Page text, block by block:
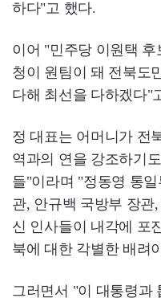
하다"고 했다.
이어 "민주당 이원택 후
청이 원팀이 돼 전북도
다해 최선을 다하겠다"
정 대표는 어머니가 전
역과의 연을 강조하기
들"이라며 "정동영 통
관, 안규백 국방부 장관
신 인사들이 내각에 포
북에 대한 각별한 배려
그러면서 "이 대통령과